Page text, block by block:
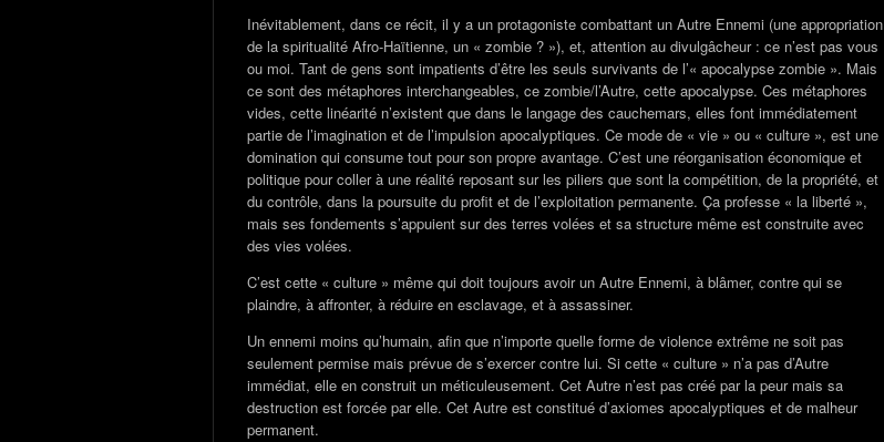
Inévitablement, dans ce récit, il y a un protagoniste combattant un Autre Ennemi (une appropriation
de la spiritualité Afro-Haïtienne, un « zombie ? »), et, attention au divulgâcheur : ce n’est pas vous
ou moi. Tant de gens sont impatients d’être les seuls survivants de l’« apocalypse zombie ». Mais
ce sont des métaphores interchangeables, ce zombie/l’Autre, cette apocalypse. Ces métaphores
vides, cette linéarité n’existent que dans le langage des cauchemars, elles font immédiatement
partie de l’imagination et de l’impulsion apocalyptiques. Ce mode de « vie » ou « culture », est une
domination qui consume tout pour son propre avantage. C’est une réorganisation économique et
politique pour coller à une réalité reposant sur les piliers que sont la compétition, de la propriété, et
du contrôle, dans la poursuite du profit et de l’exploitation permanente. Ça professe « la liberté »,
mais ses fondements s’appuient sur des terres volées et sa structure même est construite avec
des vies volées.
C’est cette « culture » même qui doit toujours avoir un Autre Ennemi, à blâmer, contre qui se
plaindre, à affronter, à réduire en esclavage, et à assassiner.
Un ennemi moins qu’humain, afin que n’importe quelle forme de violence extrême ne soit pas
seulement permise mais prévue de s’exercer contre lui. Si cette « culture » n’a pas d’Autre
immédiat, elle en construit un méticuleusement. Cet Autre n’est pas créé par la peur mais sa
destruction est forcée par elle. Cet Autre est constitué d’axiomes apocalyptiques et de malheur
permanent.